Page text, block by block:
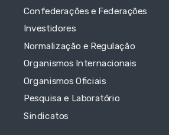
Confederações e Federações
Investidores
Normalização e Regulação
Organismos Internacionais
Organismos Oficiais
Pesquisa e Laboratório
Sindicatos